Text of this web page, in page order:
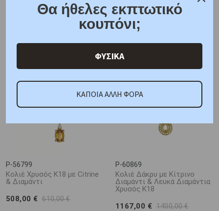
Κολιέ Χρυσός Κ14 με Citrine
P-62547
Μονόπετρο Κολιέ Χρυσός
Κ14 με Citrine
P-56799
Κολιέ Χρυσός Κ18 με Citrine
& Διαμάντι
508,00 € 610,00 €
P-60869
Κολιέ Δάκρυ με Κίτρινο
Διαμάντι & Λευκά Διαμάντια
Χρυσός Κ18
1167,00 € 1400,00 €
Θα ήθελες εκπτωτικό
κουπόνι;
ΦΥΣΙΚΑ
ΚΑΠΟΙΑ ΑΛΛΗ ΦΟΡΑ